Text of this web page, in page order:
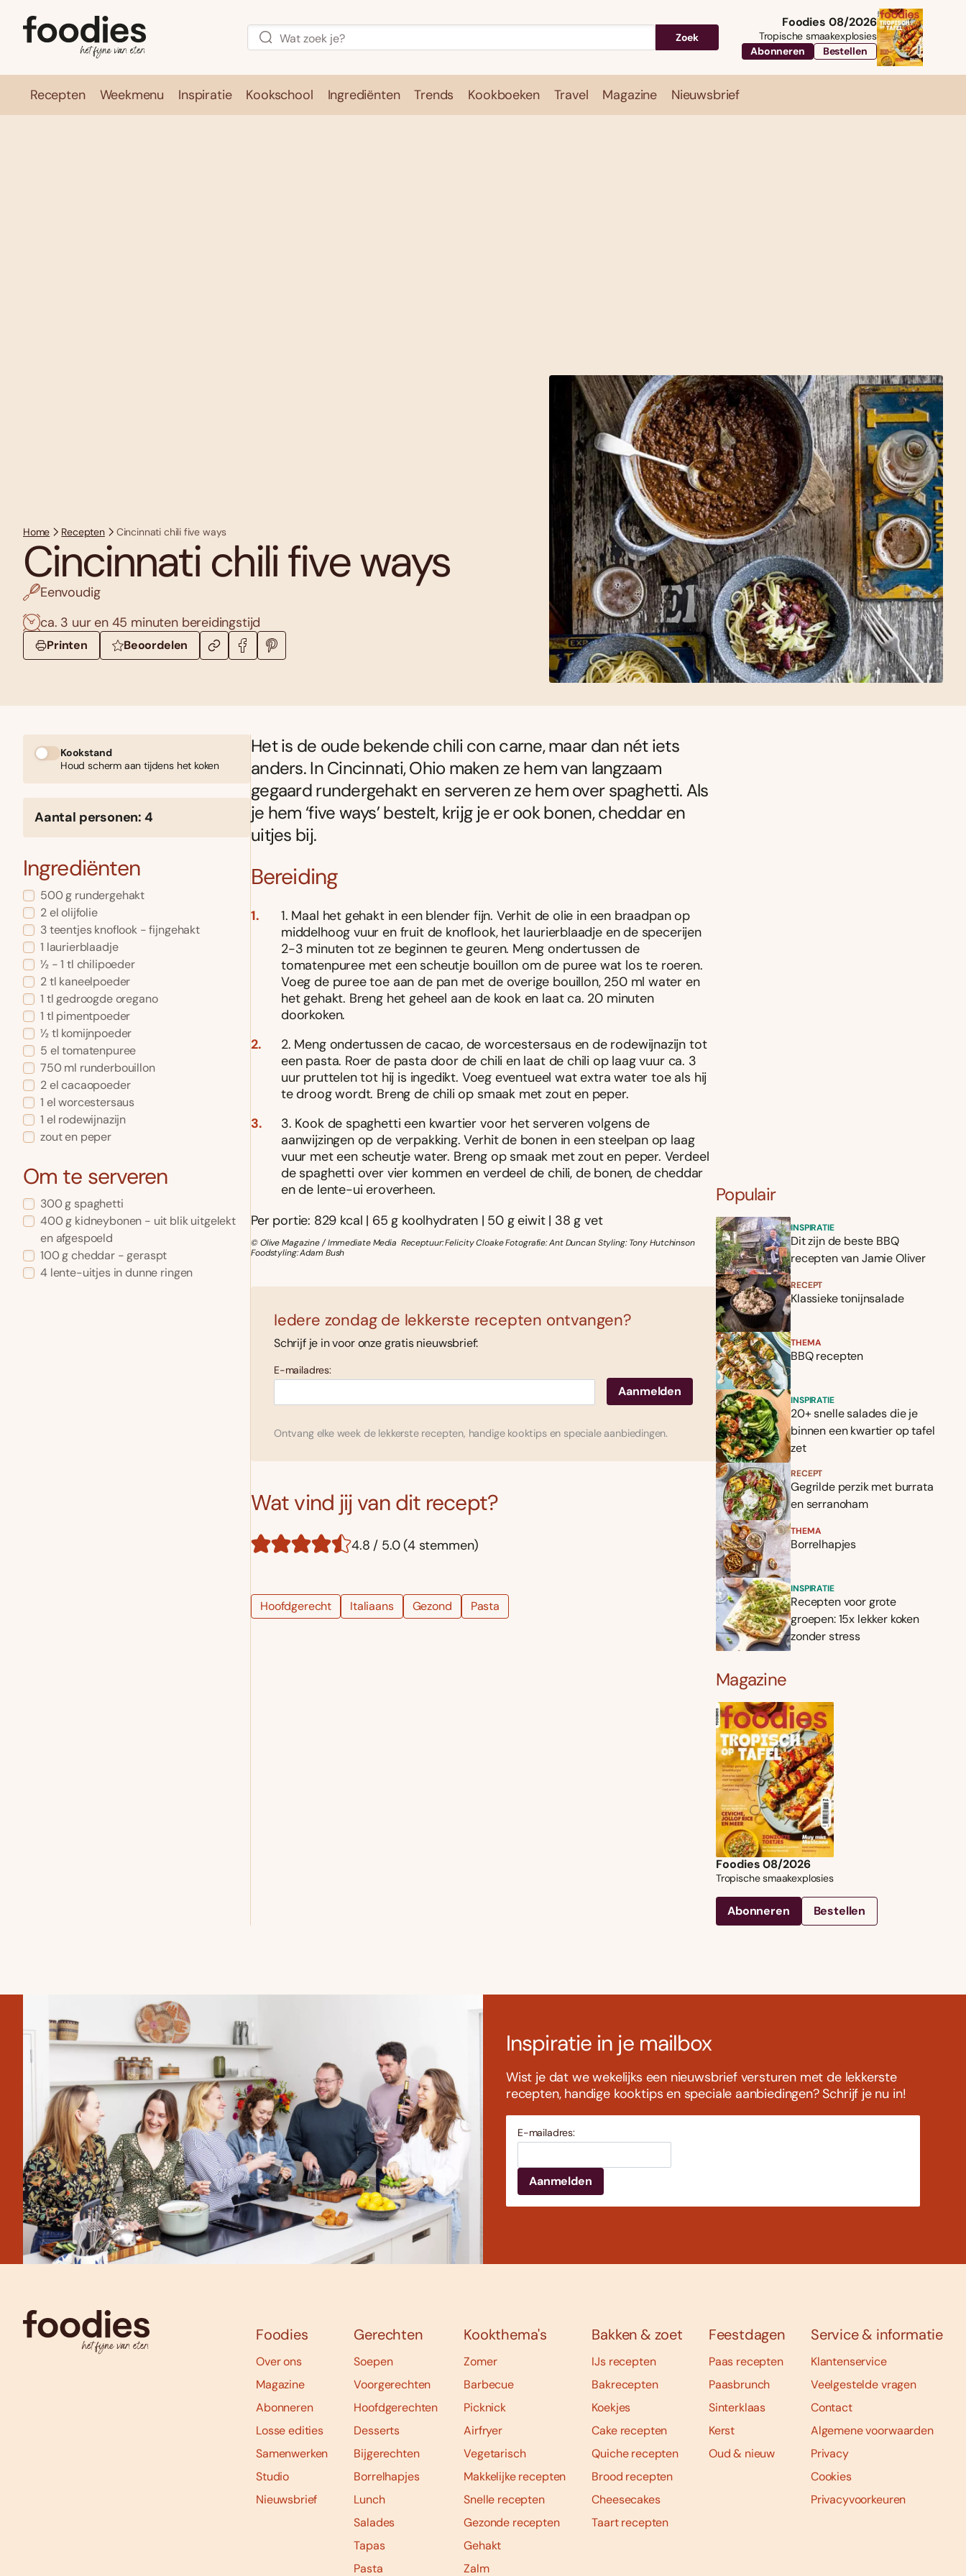
Zoek
Foodies 08/2026
Tropische smaakexplosies
Abonneren
Bestellen
Recepten Weekmenu Inspiratie Kookschool Ingrediënten Trends Kookboeken Travel Magazine Nieuwsbrief
Home Recepten Cincinnati chili five ways
Cincinnati chili five ways
Eenvoudig
ca. 3 uur en 45 minuten bereidingstijd
Printen Beoordelen
Kookstand
Houd scherm aan tijdens het koken
Aantal personen: 4
Ingrediënten
500 g rundergehakt
2 el olijfolie
3 teentjes knoflook - fijngehakt
1 laurierblaadje
½ - 1 tl chilipoeder
2 tl kaneelpoeder
1 tl gedroogde oregano
1 tl pimentpoeder
½ tl komijnpoeder
5 el tomatenpuree
750 ml runderbouillon
2 el cacaopoeder
1 el worcestersaus
1 el rodewijnazijn
zout en peper
Om te serveren
300 g spaghetti
400 g kidneybonen - uit blik uitgelekt
en afgespoeld
100 g cheddar - geraspt
4 lente-uitjes in dunne ringen
Het is de oude bekende chili con carne, maar dan nét iets
anders. In Cincinnati, Ohio maken ze hem van langzaam
gegaard rundergehakt en serveren ze hem over spaghetti. Als
je hem ‘five ways’ bestelt, krijg je er ook bonen, cheddar en
uitjes bij.
Bereiding
1. Maal het gehakt in een blender fijn. Verhit de olie in een braadpan op
middelhoog vuur en fruit de knoflook, het laurierblaadje en de specerijen
2-3 minuten tot ze beginnen te geuren. Meng ondertussen de
tomatenpuree met een scheutje bouillon om de puree wat los te roeren.
Voeg de puree toe aan de pan met de overige bouillon, 250 ml water en
het gehakt. Breng het geheel aan de kook en laat ca. 20 minuten
doorkoken.
2. Meng ondertussen de cacao, de worcestersaus en de rodewijnazijn tot
een pasta. Roer de pasta door de chili en laat de chili op laag vuur ca. 3
uur pruttelen tot hij is ingedikt. Voeg eventueel wat extra water toe als hij
te droog wordt. Breng de chili op smaak met zout en peper.
3. Kook de spaghetti een kwartier voor het serveren volgens de
aanwijzingen op de verpakking. Verhit de bonen in een steelpan op laag
vuur met een scheutje water. Breng op smaak met zout en peper. Verdeel
de spaghetti over vier kommen en verdeel de chili, de bonen, de cheddar
en de lente-ui eroverheen.
Per portie: 829 kcal | 65 g koolhydraten | 50 g eiwit | 38 g vet
© Olive Magazine / Immediate Media Receptuur: Felicity Cloake Fotografie: Ant Duncan Styling: Tony Hutchinson
Foodstyling: Adam Bush
Iedere zondag de lekkerste recepten ontvangen?
Schrijf je in voor onze gratis nieuwsbrief:
E-mailadres:
Ontvang elke week de lekkerste recepten, handige kooktips en speciale aanbiedingen.
Wat vind jij van dit recept?
4.8 / 5.0 (4 stemmen)
Hoofdgerecht Italiaans Gezond Pasta
Populair
INSPIRATIE
Dit zijn de beste BBQ
recepten van Jamie Oliver
RECEPT
Klassieke tonijnsalade
THEMA
BBQ recepten
INSPIRATIE
20+ snelle salades die je
binnen een kwartier op tafel
zet
RECEPT
Gegrilde perzik met burrata
en serranoham
THEMA
Borrelhapjes
INSPIRATIE
Recepten voor grote
groepen: 15x lekker koken
zonder stress
Magazine
Foodies 08/2026
Tropische smaakexplosies
Abonneren Bestellen
Inspiratie in je mailbox
Wist je dat we wekelijks een nieuwsbrief versturen met de lekkerste
recepten, handige kooktips en speciale aanbiedingen? Schrijf je nu in!
E-mailadres:
Foodies
Over ons
Magazine
Abonneren
Losse edities
Samenwerken
Studio
Nieuwsbrief
Gerechten
Soepen
Voorgerechten
Hoofdgerechten
Desserts
Bijgerechten
Borrelhapjes
Lunch
Salades
Tapas
Pasta
Kookthema's
Zomer
Barbecue
Picknick
Airfryer
Vegetarisch
Makkelijke recepten
Snelle recepten
Gezonde recepten
Gehakt
Zalm
Bakken & zoet
IJs recepten
Bakrecepten
Koekjes
Cake recepten
Quiche recepten
Brood recepten
Cheesecakes
Taart recepten
Feestdagen
Paas recepten
Paasbrunch
Sinterklaas
Kerst
Oud & nieuw
Service & informatie
Klantenservice
Veelgestelde vragen
Contact
Algemene voorwaarden
Privacy
Cookies
Privacyvoorkeuren